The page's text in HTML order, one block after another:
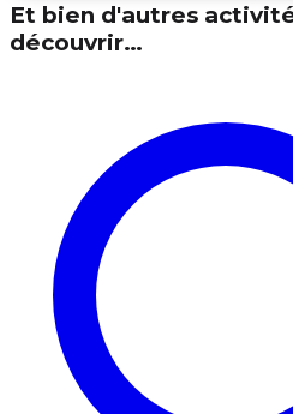
Et bien d'autres
découvrir…